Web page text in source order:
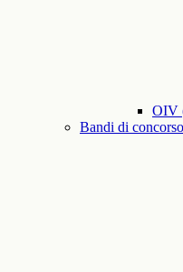
OIV
Bandi di concorso